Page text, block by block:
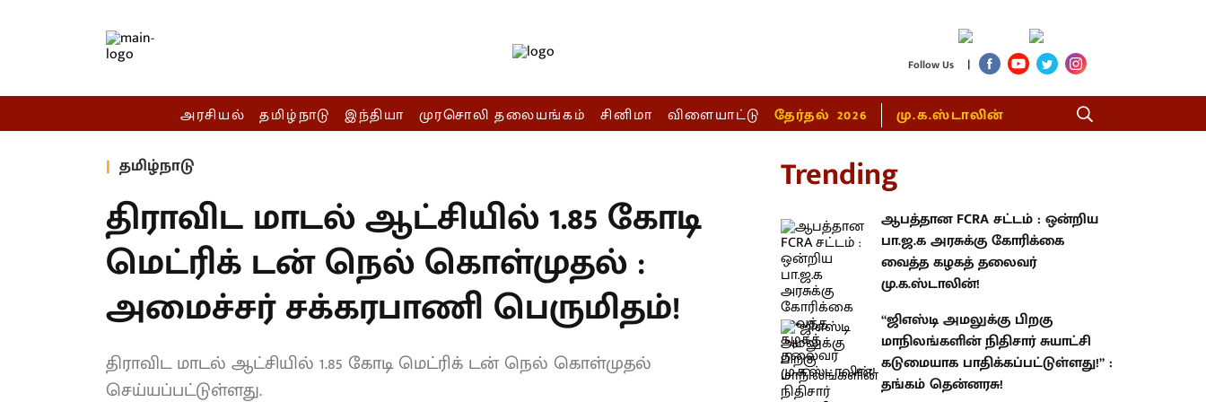
Follow Us |
அரசியல் தமிழ்நாடு இந்தியா முரசொலி தலையங்கம் சினிமா விளையாட்டு தேர்தல் 2026 மு.க.ஸ்டாலின்
தமிழ்நாடு
திராவிட மாடல் ஆட்சியில் 1.85 கோடி
மெட்ரிக் டன் நெல் கொள்முதல் :
அமைச்சர் சக்கரபாணி பெருமிதம்!
திராவிட மாடல் ஆட்சியில் 1.85 கோடி மெட்ரிக் டன் நெல் கொள்முதல்
செய்யப்பட்டுள்ளது.
Trending
ஆபத்தான FCRA சட்டம் : ஒன்றிய
பா.ஜ.க அரசுக்கு கோரிக்கை
வைத்த கழகத் தலைவர்
மு.க.ஸ்டாலின்!
“ஜிஎஸ்டி அமலுக்கு பிறகு
மாநிலங்களின் நிதிசார் சுயாட்சி
கடுமையாக பாதிக்கப்பட்டுள்ளது!” :
தங்கம் தென்னரசு!